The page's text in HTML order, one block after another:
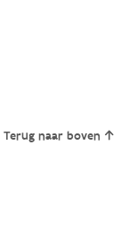
Terug naar boven